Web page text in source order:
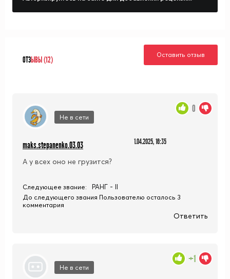
ОТЗЫВЫ (12)
Оставить отзыв
Не в сети
maks.stepanenko.03.03 1.04.2025, 16:35
А у всех оно не грузится?
0
Следующее звание: РАНГ - II
До следующего звания Пользователю осталось 3
комментария
Ответить
Не в сети
+1